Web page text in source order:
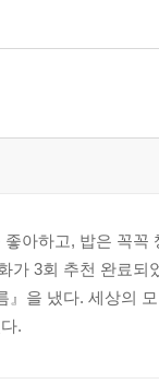
아하고, 밥은 꼭
가 3회 추천 완료
』을 냈다. 세상의
.